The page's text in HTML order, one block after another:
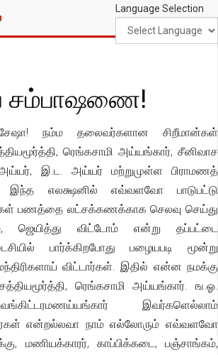
Language Selection
சம்பாஷணை!
நம்ம தலைவர்களான சிறீமான்கள்
ரெங்கசாமி அய்யங்கார், சீனிவாச
அய்யர், இ.ட. அய்யர் மற்றுமுள்ள பிராமணத்
இந்த எலக்ஷனில் எவ்வளவோ பாடுபட்டு
பணத்தை லட்சக்கணக்காக செலவு செய்து
ஜெயித்து விட்டோம் என்று தப்பட்டை
பார்க்கிறபோது பழையபடி மூன்று
விட்டார்கள். இதில் என்ன நமக்கு
ரெங்கசாமி அய்யங்கார். ங.ஓ.
இவர்களெல்லாம்
என்றல்லவா நாம் எல்லோரும் எவ்வளவோ
மணியக்காரர், காப்பிக்கடை, பஞ்சாங்கம்,